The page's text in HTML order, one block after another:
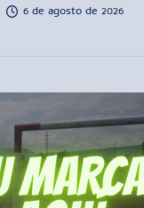
6 de agosto de 2026